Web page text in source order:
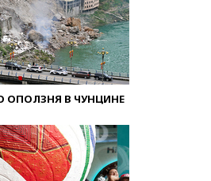
В ЧУНЦИНЕ